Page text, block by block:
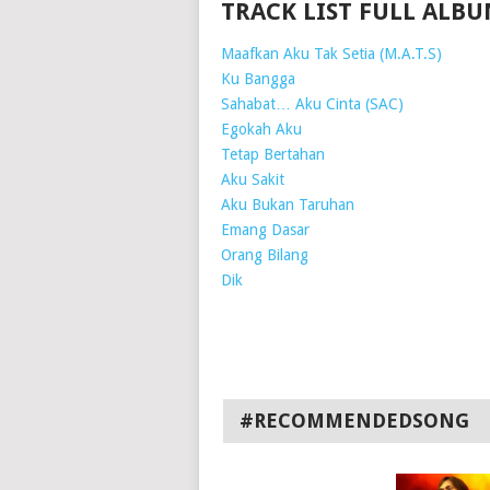
TRACK LIST FULL
Maafkan Aku Tak Setia (M.A.T.S)
Ku Bangga
Sahabat… Aku Cinta (SAC)
Egokah Aku
Tetap Bertahan
Aku Sakit
Aku Bukan Taruhan
Emang Dasar
Orang Bilang
Dik
#RECOMMENDEDSONG